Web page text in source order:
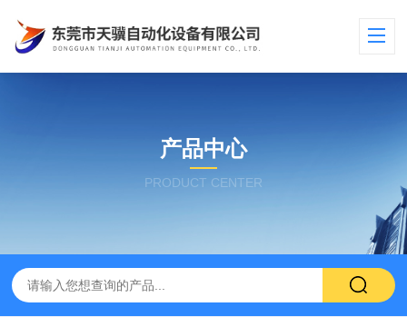
产品中心
PRODUCT CENTER